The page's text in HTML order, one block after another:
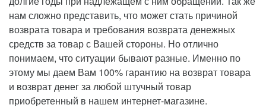
нам сложно представить, что может стать причиной
возврата товара и требования возврата денежных
средств за товар с Вашей стороны. Но отлично
понимаем, что ситуации бывают разные. Именно по
этому мы даем Вам 100% гарантию на возврат товара
и возврат денег за любой штучный товар
приобретенный в нашем интернет-магазине.